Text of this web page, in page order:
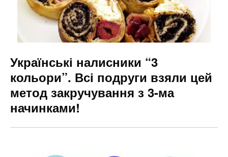
Українські налисники “3
кольори”. Всі подруги взяли цей
метод закручування з 3-ма
начинками!